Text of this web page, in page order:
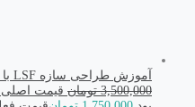
آموزش طراحی سازه LSF با نرم افزار FRAMECAD
3,500,000 تومان